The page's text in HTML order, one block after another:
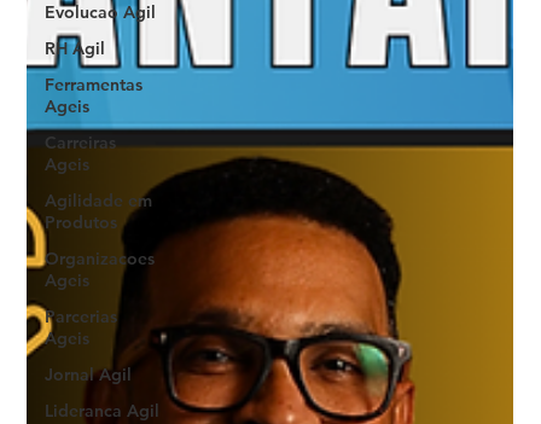
Evolucao Agil
RH Agil
Ferramentas
Ageis
Carreiras
Ageis
Agilidade em
Produtos
Organizacoes
Ageis
Parcerias
Ageis
Jornal Agil
Lideranca Agil